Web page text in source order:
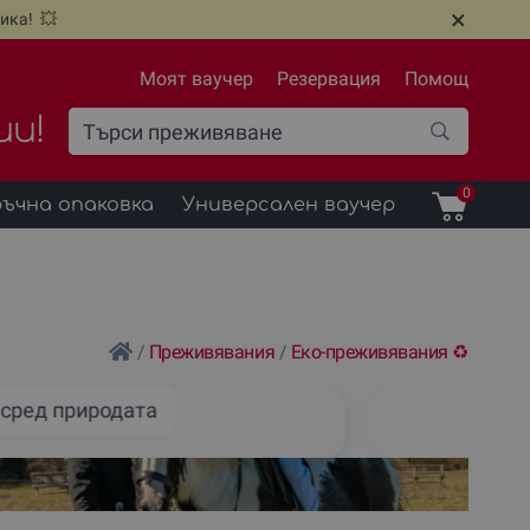
💥 ×
Моят ваучер Резервация Помощ
опаковка Универсален ваучер
0
/ Преживявания / Еко-преживявания ♻️
природата